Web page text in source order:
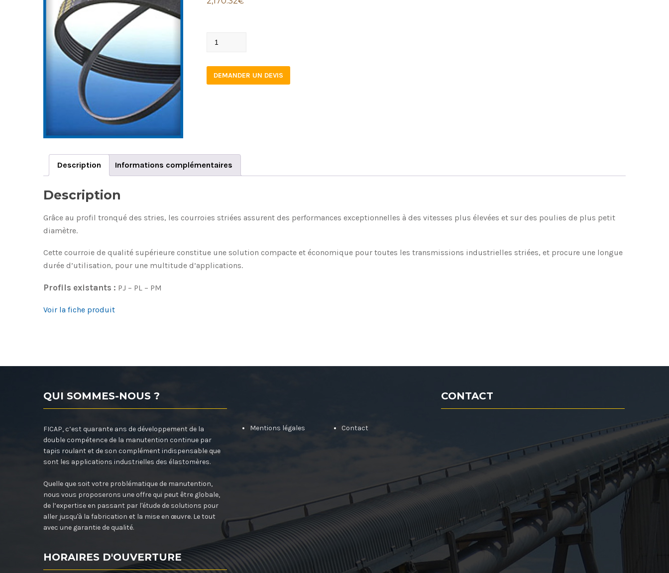
PM3734/24
DEMANDER UN DEVIS
Description Informations complémentaires
Description
Grâce au profil tronqué des stries, les courroies striées assurent des performances exceptionnelles à des vitesses plus élevées et sur des poulies de plus petit
diamètre.
Cette courroie de qualité supérieure constitue une solution compacte et économique pour toutes les transmissions industrielles striées, et procure une longue
durée d’utilisation, pour une multitude d’applications.
Profils existants : PJ – PL – PM
Voir la fiche produit
QUI SOMMES-NOUS ?
FICAP, c’est quarante ans de développement de la
double compétence de la manutention continue par
tapis roulant et de son complément indispensable que
sont les applications industrielles des élastomères.
Quelle que soit votre problématique de manutention,
nous vous proposerons une offre qui peut être globale,
de l’expertise en passant par l'étude de solutions pour
aller jusqu'à la fabrication et la mise en œuvre. Le tout
avec une garantie de qualité.
HORAIRES D'OUVERTURE
Mentions légales Contact
CONTACT